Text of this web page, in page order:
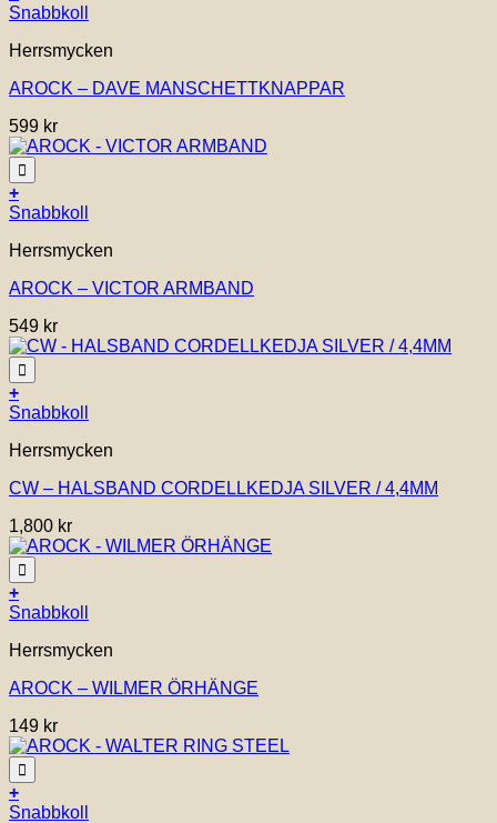
väljas
produktsidan
Snabbkoll
Herrsmycken
AROCK – DAVE MANSCHETTKNAPPAR
599 kr
+
Snabbkoll
Herrsmycken
AROCK – VICTOR ARMBAND
549 kr
+
Den
produkten
flera
De
olika
alternativen
kan
väljas
produktsidan
Snabbkoll
Herrsmycken
CW – HALSBAND CORDELLKEDJA SILVER / 4,4MM
1,800 kr
+
Snabbkoll
Herrsmycken
AROCK – WILMER ÖRHÄNGE
149 kr
+
Den
Snabbkoll